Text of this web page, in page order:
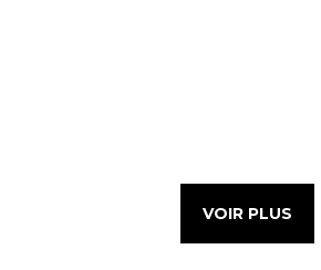
VOIR PLUS